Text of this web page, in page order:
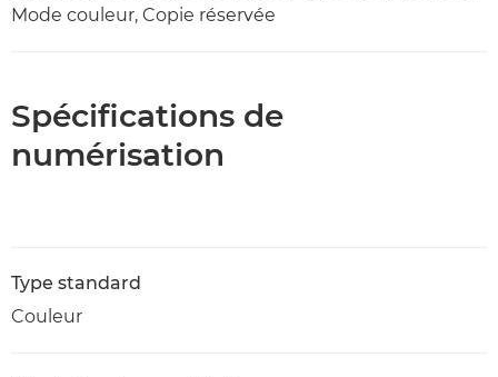
Mode couleur, Copie réservée
Spécifications de
numérisation
Type standard
Couleur